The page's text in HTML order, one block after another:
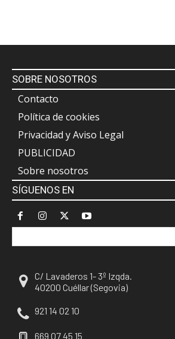
SOBRE NOSOTROS
Contacto
Política de cookies
Privacidad y Aviso Legal
PUBLICIDAD
Sobre nosotros
SÍGUENOS EN
C/ Lavaderos 1- 3º Izqda.
40200 Cuéllar (Segovia)
921 14 02 10
669 07 45 15